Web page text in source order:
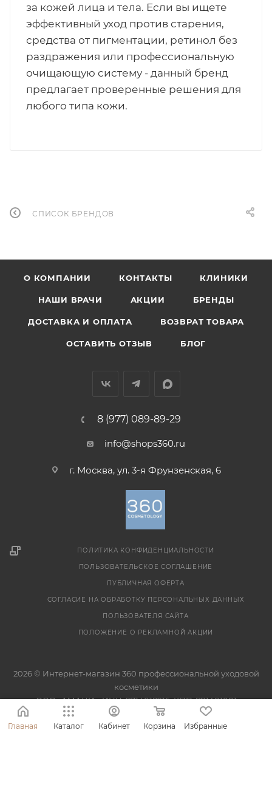
за кожей лица и тела. Если вы ищете
эффективный уход против старения,
средства от пигментации, ретинол без
раздражения или профессиональную
очищающую систему - данный бренд
предлагает проверенные решения для
любого типа кожи.
СПИСОК БРЕНДОВ
О КОМПАНИИ КОНТАКТЫ КЛИНИКИ
НАШИ ВРАЧИ АКЦИИ БРЕНДЫ
ДОСТАВКА И ОПЛАТА ВОЗВРАТ ТОВАРА
ОСТАВИТЬ ОТЗЫВ БЛОГ
8 (977) 089-89-29
info@shops360.ru
г. Москва, ул. 3-я Фрунзенская, 6
ПОЛИТИКА КОНФИДЕНЦИАЛЬНОСТИ
ПОЛЬЗОВАТЕЛЬСКОЕ СОГЛАШЕНИЕ
ПУБЛИЧНАЯ ОФЕРТА
СОГЛАСИЕ НА ОБРАБОТКУ ПЕРСОНАЛЬНЫХ ДАННЫХ
ПОЛЬЗОВАТЕЛЯ САЙТА
ПОЛОЖЕНИЕ О РЕКЛАМНОЙ АКЦИИ
2026 © Интернет-магазин 360 профессиональной уходовой
косметики
ООО «АМАНИ», ИНН: 9714018916, КПП: 771401001
Главная Каталог Кабинет Корзина Избранные